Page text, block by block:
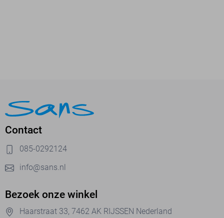
Contact
085-0292124
info@sans.nl
Bezoek onze winkel
Haarstraat 33, 7462 AK RIJSSEN Nederland